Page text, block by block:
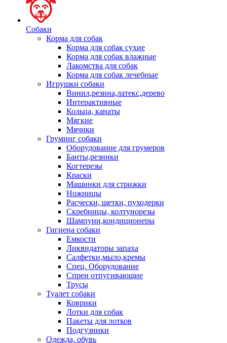
Собаки
Корма для собак
Корма для собак сухие
Корма для собак влажные
Лакомства для собак
Корма для собак лечебные
Игрушки собаки
Винил,резина,латекс,дерево
Интерактивные
Кольца, канаты
Мягкие
Мячики
Груминг собаки
Оборудование для грумеров
Банты,резинки
Когтерезы
Краски
Машинки для стрижки
Ножницы
Расчески, щетки, пуходерки
Скребницы, колтунорезы
Шампуни,кондиционеры
Гигиена собаки
Емкости
Ликвидаторы запаха
Салфетки,мыло,кремы
Спец. Оборудование
Спреи отпугивающие
Трусы
Туалет собаки
Коврики
Лотки для собак
Пакеты для лотков
Подгузники
Одежда, обувь